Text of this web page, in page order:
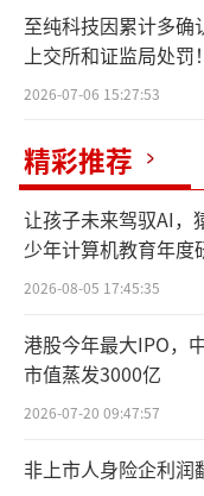
618前夕，
鞭牛士整合
榜单显示，继2
狂小杨哥再次无
连续三个月闯入
了第九名。
至纯科技因累计多确
上交所和证监局处
财务问题，遭巨额索
2026-07-06 15:27:53
精彩推荐
让孩子未来驾驭AI，
少年计算机教育年度
2026-08-05 17:45:35
港股今年最大IPO，
市值蒸发3000亿
2026-07-20 09:47:57
非上市人身险企利润